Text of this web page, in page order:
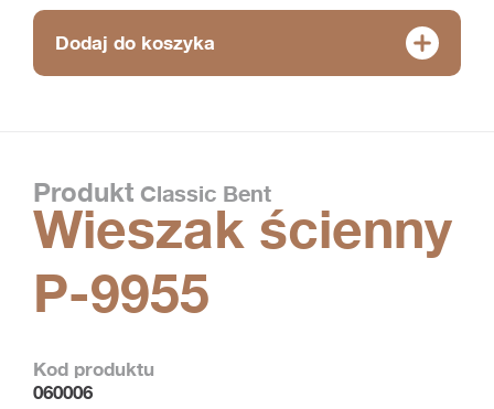
Dodaj do koszyka
Produkt Classic Bent
Wieszak ścienny
P-9955
Kod produktu
060006